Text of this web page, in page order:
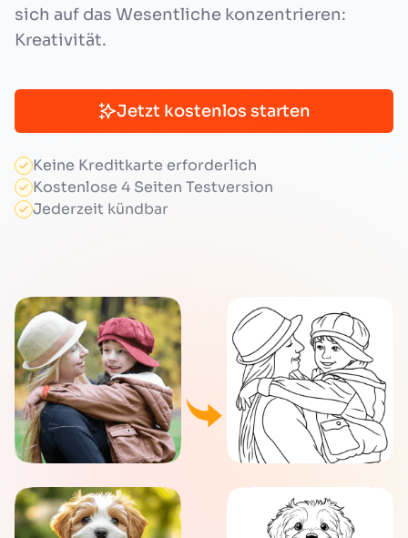
sich auf das Wesentliche konzentrieren:
Kreativität.
Jetzt kostenlos starten
Keine Kreditkarte erforderlich
Kostenlose 4 Seiten Testversion
Jederzeit kündbar